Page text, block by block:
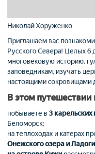
Николай Хоруженко
Приглашаем вас
Русского Севера! Целых 6
многовековую историю,
заповедникам, изучать
настоящими сокровищами
В этом путешествии
побываете в 3 карельских
Беломорск;
на теплоходах и катерах
Онежского озера и Ладоги